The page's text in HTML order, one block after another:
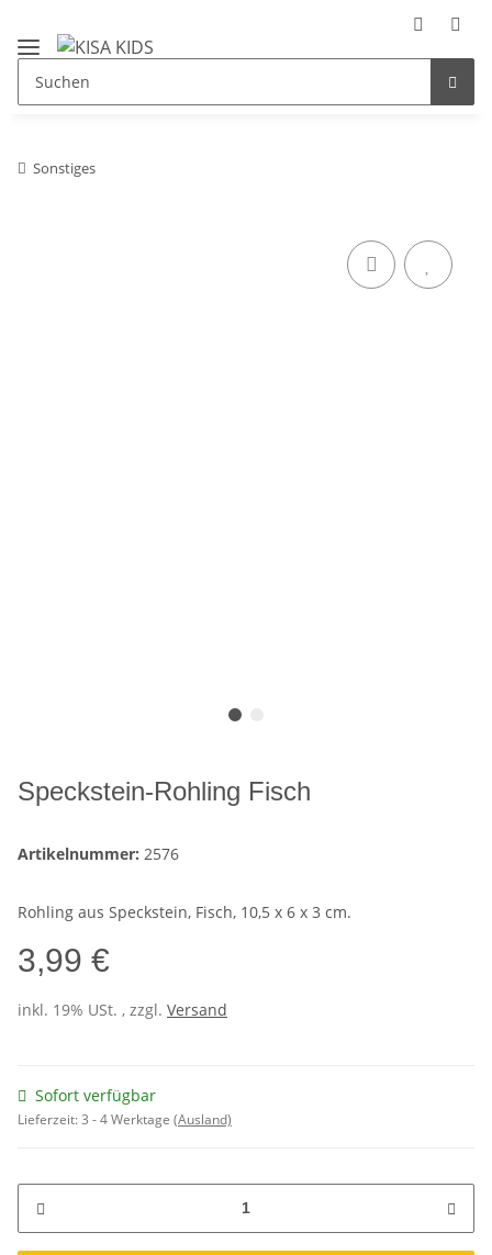
Sonstiges
Speckstein-Rohling Fisch
Artikelnummer: 2576
Rohling aus Speckstein, Fisch, 10,5 x 6 x 3 cm.
3,99 €
inkl. 19% USt. , zzgl. Versand
Sofort verfügbar
Lieferzeit:3 - 4 Werktage (Ausland)